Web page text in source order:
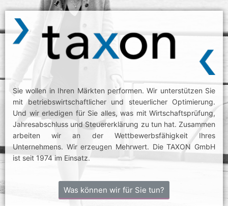
Sie wollen in Ihren Märkten performen. Wir unterstützen Sie
mit betriebswirtschaftlicher und steuerlicher Optimierung.
Und wir erledigen für Sie alles, was mit Wirtschaftsprüfung,
Jahresabschluss und Steuererklärung zu tun hat. Zusammen
arbeiten wir an der Wettbewerbsfähigkeit Ihres
Unternehmens. Wir erzeugen Mehrwert. Die TAXON GmbH
ist seit 1974 im Einsatz.
Was können wir für Sie tun?